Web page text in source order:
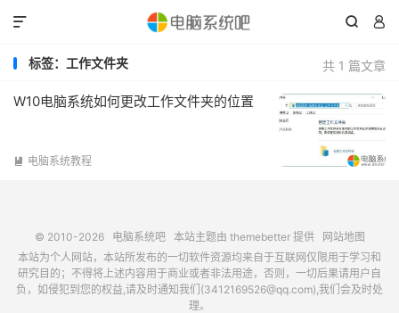
 

共 1 篇文章
标签：工作文件夹
W10电脑系统如何更改工作文件夹的位置
 电脑系统教程
© 2010-2026 电脑系统吧本站主题由 themebetter提供
网站地图
本站为个人网站，本站所发布的一切软件资源均来自于互联网仅限用于学习和
研究目的；不得将上述内容用于商业或者非法用途，否则，一切后果请用户自
负，如侵犯到您的权益,请及时通知我们(3412169526@qq.com),我们会及时处
理。